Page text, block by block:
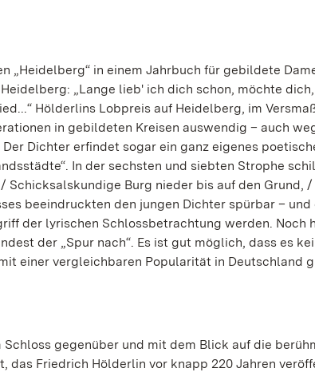
„Heidelberg“ in einem Jahrbuch für gebildete
„Lange lieb' ich dich schon, möchte
Hölderlins Lobpreis auf Heidelberg, im
in gebildeten Kreisen auswendig – auch
Dichter erfindet sogar ein ganz eigenes
In der sechsten und siebten Strophe
Burg nieder bis auf den Grund, /
beeindruckten den jungen Dichter spürbar –
der lyrischen Schlossbetrachtung werden. Noch
der „Spur nach“. Es ist gut möglich, dass es
einer vergleichbaren Popularität in Deutschland
gegenüber und mit dem Blick auf die
das Friedrich Hölderlin vor knapp 220 Jahren